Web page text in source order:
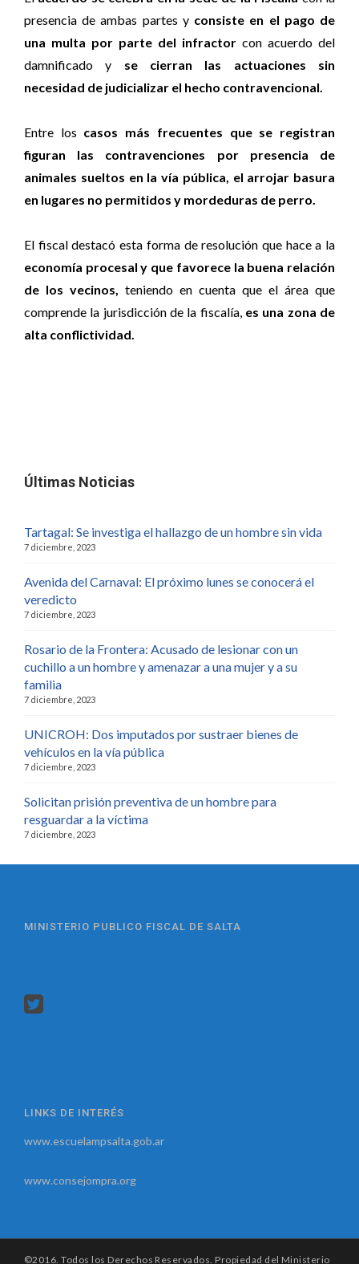
presencia de ambas partes y consiste en el pago de
una multa por parte del infractor con acuerdo del
damnificado y se cierran las actuaciones sin
necesidad de judicializar el hecho contravencional.
Entre los casos más frecuentes que se registran
figuran las contravenciones por presencia de
animales sueltos en la vía pública, el arrojar basura
en lugares no permitidos y mordeduras de perro.
El fiscal destacó esta forma de resolución que hace a la
economía procesal y que favorece la buena relación
de los vecinos, teniendo en cuenta que el área que
comprende la jurisdicción de la fiscalía, es una zona de
alta conflictividad.
Últimas Noticias
Tartagal: Se investiga el hallazgo de un hombre sin vida
7 diciembre, 2023
Avenida del Carnaval: El próximo lunes se conocerá el
veredicto
7 diciembre, 2023
Rosario de la Frontera: Acusado de lesionar con un
cuchillo a un hombre y amenazar a una mujer y a su
familia
7 diciembre, 2023
UNICROH: Dos imputados por sustraer bienes de
vehículos en la vía pública
7 diciembre, 2023
Solicitan prisión preventiva de un hombre para
resguardar a la víctima
7 diciembre, 2023
MINISTERIO PUBLICO FISCAL DE SALTA
LINKS DE INTERÉS
www.escuelampsalta.gob.ar
www.consejompra.org
©2016. Todos los Derechos Reservados. Propiedad del Ministerio